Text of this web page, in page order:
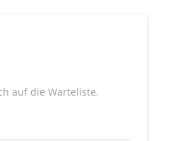
auf die Warteliste.